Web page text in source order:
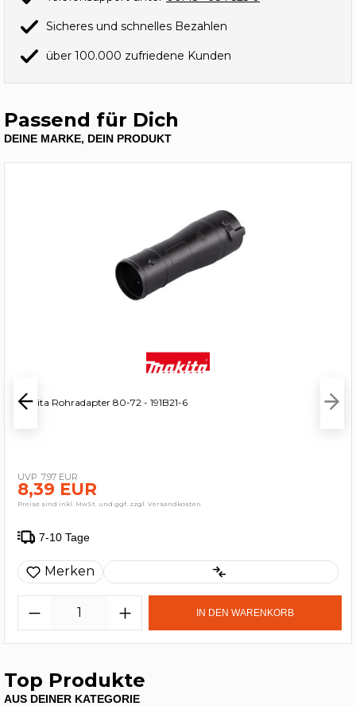
Sicheres und schnelles Bezahlen
über 100.000 zufriedene Kunden
Passend für Dich
DEINE MARKE, DEIN PRODUKT
Makita Rohradapter 80-72 - 191B21-6
7,97 EUR
8,39 EUR
Preise sind inkl. MwSt. und ggf. zzgl. Versandkosten
7-10 Tage
Merken
IN DEN WARENKORB
Top Produkte
AUS DEINER KATEGORIE